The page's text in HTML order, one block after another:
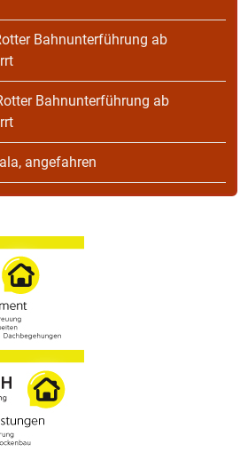
Bahnunterführung ab
Bahnunterführung ab
angefahren